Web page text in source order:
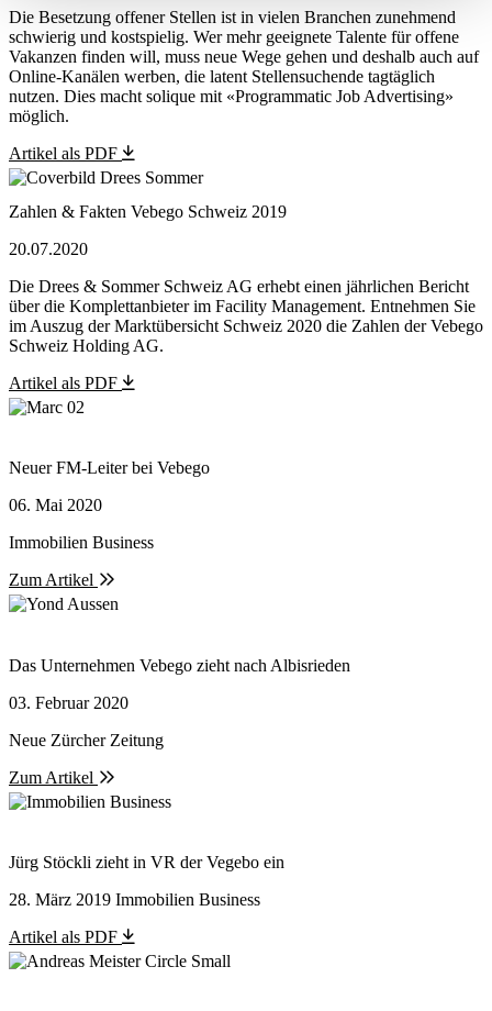
Die Besetzung offener Stellen ist in vielen Branchen zunehmend
schwierig und kostspielig. Wer mehr geeignete Talente für offene
Vakanzen finden will, muss neue Wege gehen und deshalb auch auf
Online-Kanälen werben, die latent Stellensuchende tagtäglich
nutzen. Dies macht solique mit «Programmatic Job Advertising»
möglich.
Artikel als PDF
Zahlen & Fakten Vebego Schweiz 2019
20.07.2020
Die Drees & Sommer Schweiz AG erhebt einen jährlichen Bericht
über die Komplettanbieter im Facility Management. Entnehmen Sie
im Auszug der Marktübersicht Schweiz 2020 die Zahlen der Vebego
Schweiz Holding AG.
Artikel als PDF
Neuer FM-Leiter bei Vebego
06. Mai 2020
Immobilien Business
Zum Artikel
Das Unternehmen Vebego zieht nach Albisrieden
03. Februar 2020
Neue Zürcher Zeitung
Zum Artikel
Jürg Stöckli zieht in VR der Vegebo ein
28. März 2019 Immobilien Business
Artikel als PDF